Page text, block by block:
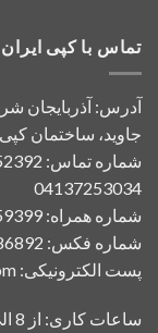
تماس با کپی ایران
آدرس: آذربایجان
جاوید، ساختمان کپی
04137253034
شماره همراه: 09148659399
شماره فکس: 04136586892
پست الکترونیکی: Info[a]copyiran.com
ساعات کاری: از 8 الی 22 شب